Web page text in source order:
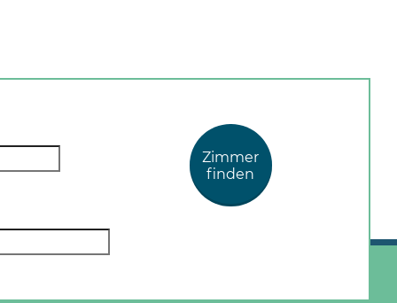
Zimmer
finden